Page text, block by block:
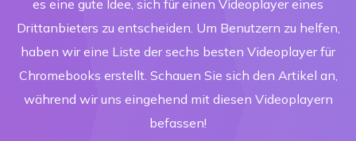
es eine gute Idee, sich für einen Videoplayer eines
Drittanbieters zu entscheiden. Um Benutzern zu helfen,
haben wir eine Liste der sechs besten Videoplayer für
Chromebooks erstellt. Schauen Sie sich den Artikel an,
während wir uns eingehend mit diesen Videoplayern
befassen!